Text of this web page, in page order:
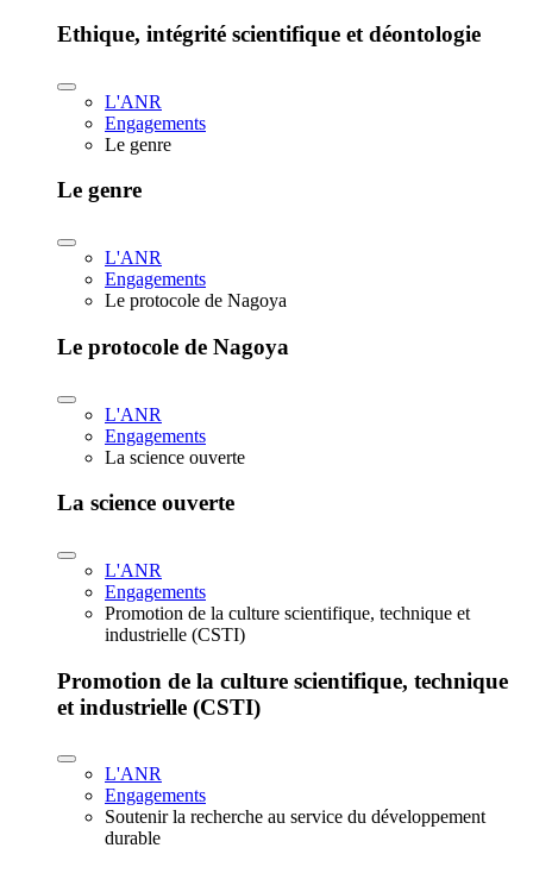
Ethique, intégrité scientifique et déontologie
L'ANR
Engagements
Le genre
Le genre
L'ANR
Engagements
Le protocole de Nagoya
Le protocole de Nagoya
L'ANR
Engagements
La science ouverte
La science ouverte
L'ANR
Engagements
Promotion de la culture scientifique, technique et
industrielle (CSTI)
Promotion de la culture scientifique, technique
et industrielle (CSTI)
L'ANR
Engagements
Soutenir la recherche au service du développement
durable